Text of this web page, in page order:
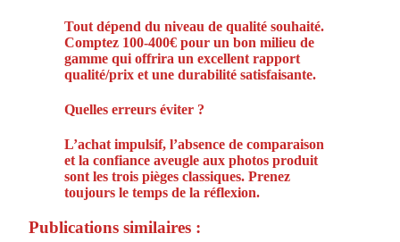
Tout dépend du niveau de qualité souhaité.
Comptez 100-400€ pour un bon milieu de
gamme qui offrira un excellent rapport
qualité/prix et une durabilité satisfaisante.
Quelles erreurs éviter ?
L’achat impulsif, l’absence de comparaison
et la confiance aveugle aux photos produit
sont les trois pièges classiques. Prenez
toujours le temps de la réflexion.
Publications similaires :